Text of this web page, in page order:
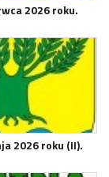
2026 roku.
2026 roku (II).